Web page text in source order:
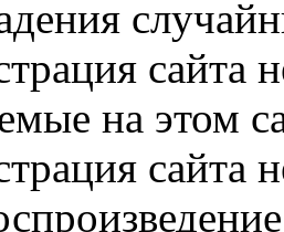
сайта
на этом
сайта